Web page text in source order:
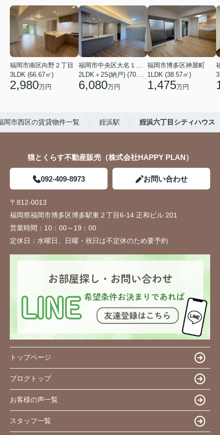
福岡市南区向野２丁目
3LDK (66.67㎡)
2,980万円 6,080万円
福岡市博多区神屋町
1LDK (38.57㎡)
1,475万円
岡市西区の賃貸物件一覧 姪浜駅 姪浜六丁目シティハウス
猫とくらす不動産販売（株式会社HAPPY PLAN）
092-409-8973 お問い合わせ
〒812-0013
福岡県福岡市博多区博多駅東２丁目6-14 正和ビル 201
営業時間： 10：00～19：00
定休日： 水曜日、日曜・祝日は不定休のため要予約
トップページ
ブログトップ
お客様の声一覧
スタッフ一覧